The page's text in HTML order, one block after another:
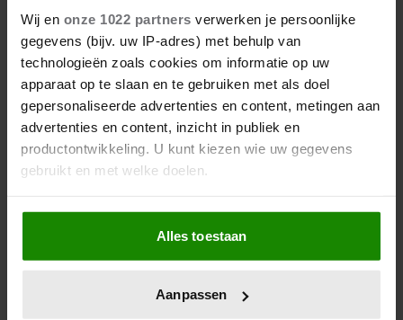
Wij en onze 1022 partners verwerken je persoonlijke
gegevens (bijv. uw IP-adres) met behulp van
technologieën zoals cookies om informatie op uw
apparaat op te slaan en te gebruiken met als doel
gepersonaliseerde advertenties en content, metingen aan
advertenties en content, inzicht in publiek en
productontwikkeling. U kunt kiezen wie uw gegevens
gebruikt en met welke doelen.
Als u het toestaat, willen we ook graag:
Informatie verzamelen over uw geografische
locatie, die tot een paar meter nauwkeurig kan zijn
scannen op specifieke eigenschappen (fingerprinting)
Alles toestaan
Aanpassen